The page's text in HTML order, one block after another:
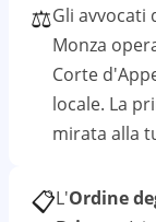
⚖️Gli avvocati
Monza
Corte
locale. La
mirata alla
📋L'Ordine